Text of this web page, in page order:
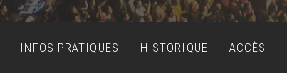
INFOS PRATIQUES HISTORIQUE ACCÈS